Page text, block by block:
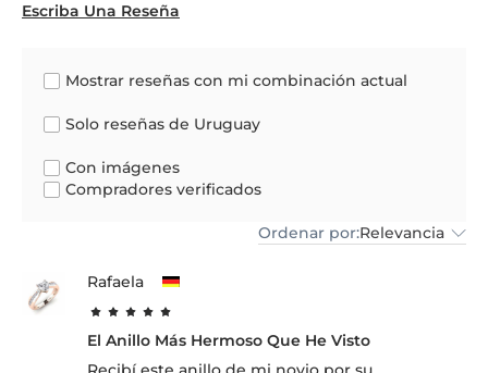
Escriba Una Reseña
Mostrar reseñas con mi combinación actual
Solo reseñas de Uruguay
Con imágenes
Compradores verificados
Ordenar por:Relevancia
Rafaela
El Anillo Más Hermoso Que He Visto